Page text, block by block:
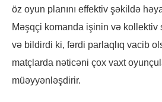
öz oyun planını effektiv şəkildə
Məşqçi komanda işinin və kollektiv
və bildirdi ki, fərdi parlaqlıq vacib
matçlarda nəticəni çox vaxt
müəyyənləşdirir.